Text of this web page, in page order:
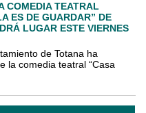
COMEDIA TEATRAL
ES DE GUARDAR” DE
LUGAR ESTE VIERNES
de Totana ha
la comedia teatral “Casa